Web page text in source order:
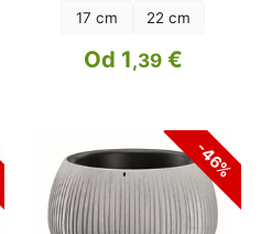
17 cm 22 cm
Od 1,39€
-46%